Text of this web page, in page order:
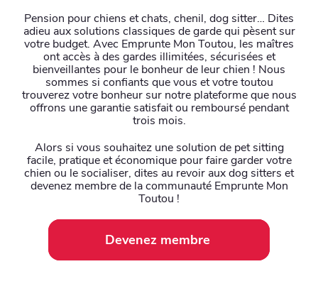
Pension pour chiens et chats, chenil, dog sitter… Dites
adieu aux solutions classiques de garde qui pèsent sur
votre budget. Avec Emprunte Mon Toutou, les maîtres
ont accès à des gardes illimitées, sécurisées et
bienveillantes pour le bonheur de leur chien ! Nous
sommes si confiants que vous et votre toutou
trouverez votre bonheur sur notre plateforme que nous
offrons une garantie satisfait ou remboursé pendant
trois mois.
Alors si vous souhaitez une solution de pet sitting
facile, pratique et économique pour faire garder votre
chien ou le socialiser, dites au revoir aux dog sitters et
devenez membre de la communauté Emprunte Mon
Toutou !
Devenez membre